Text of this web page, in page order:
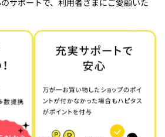
サポートで、利用者さまにご愛顧いた